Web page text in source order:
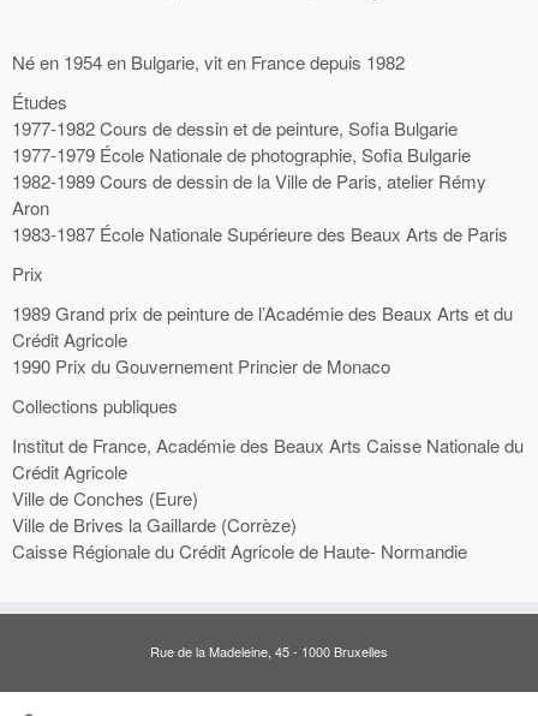
Né en 1954 en Bulgarie, vit en France depuis 1982
Études
1977-1982 Cours de dessin et de peinture, Sofia Bulgarie
1977-1979 École Nationale de photographie, Sofia Bulgarie
1982-1989 Cours de dessin de la Ville de Paris, atelier Rémy
Aron
1983-1987 École Nationale Supérieure des Beaux Arts de Paris
Prix
1989 Grand prix de peinture de l’Académie des Beaux Arts et du
Crédit Agricole
1990 Prix du Gouvernement Princier de Monaco
Collections publiques
Institut de France, Académie des Beaux Arts Caisse Nationale du
Crédit Agricole
Ville de Conches (Eure)
Ville de Brives la Gaillarde (Corrèze)
Caisse Régionale du Crédit Agricole de Haute- Normandie
Rue de la Madeleine, 45 - 1000 Bruxelles